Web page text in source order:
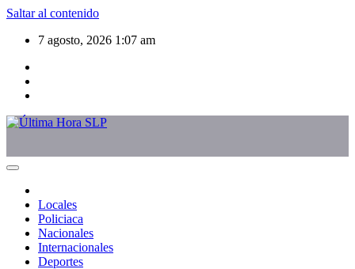
Saltar al contenido
7 agosto, 2026 1:07 am
Locales
Policiaca
Nacionales
Internacionales
Deportes